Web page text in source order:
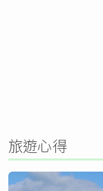
旅遊心得